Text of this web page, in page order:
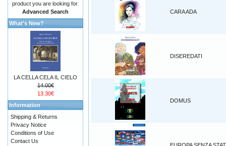
CARA ADA
DISEREDATI
DOMUS
product you are looking for.
Advanced Search
What's New?
LA CELLA CELA IL CIELO
14.00€
13.30€
Information
Shipping & Returns
Privacy Notice
Conditions of Use
Contact Us